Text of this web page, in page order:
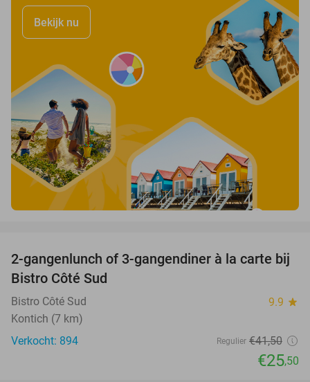
Bekijk nu
39%
2-gangenlunch of 3-gangendiner à la carte bij
Bistro Côté Sud
Bistro Côté Sud 9.9 star
Kontich (7 km)
Verkocht: 894
Regulier €41,50
€25,50